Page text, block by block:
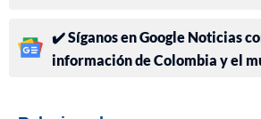
✔️ Síganos en Google Noticias
información de Colombia y el